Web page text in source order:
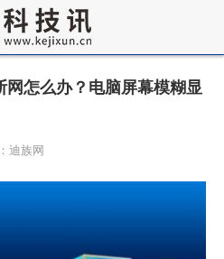
网怎么办？电脑屏幕模糊显
迪族网